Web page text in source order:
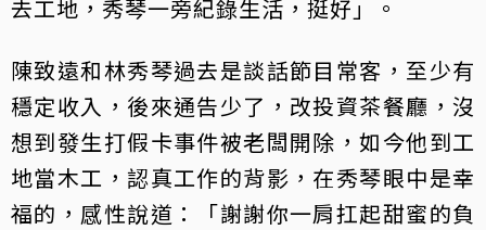
去工地，秀琴一旁紀錄生活，挺好」。
陳致遠和林秀琴過去是談話節目常客，至少有
穩定收入，後來通告少了，改投資茶餐廳，沒
想到發生打假卡事件被老闆開除，如今他到工
地當木工，認真工作的背影，在秀琴眼中是幸
福的，感性說道：「謝謝你一肩扛起甜蜜的負